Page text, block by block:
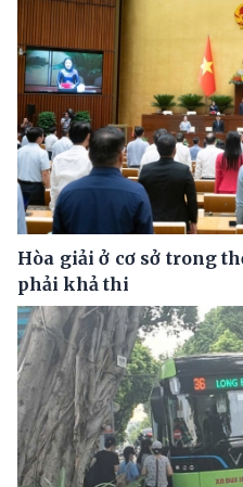
Hòa giải ở cơ sở trong
phải khả thi